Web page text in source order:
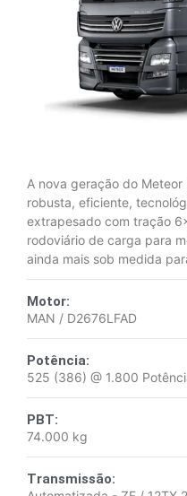
A nova geração do
robusta, eficiente,
extrapesado com tração
rodoviário de carga para
ainda mais sob medida
Motor:
MAN / D2676LFAD
Potência:
525 (386) @ 1.800
PBT:
74.000 kg
Transmissão: